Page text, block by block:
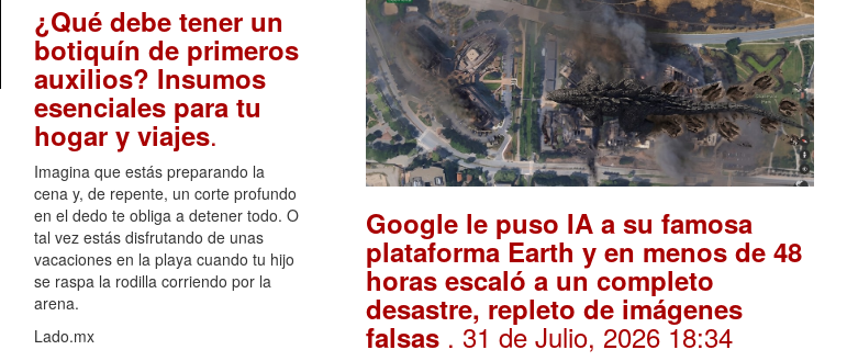
¿Qué debe tener un
botiquín de primeros
auxilios? Insumos
esenciales para tu
hogar y viajes.
Imagina que estás preparando la
cena y, de repente, un corte profundo
en el dedo te obliga a detener todo. O
tal vez estás disfrutando de unas
vacaciones en la playa cuando tu hijo
se raspa la rodilla corriendo por la
arena.
Lado.mx
Google le puso IA a su famosa
plataforma Earth y en menos de 48
horas escaló a un completo
desastre, repleto de imágenes
falsas . 31 de Julio, 2026 18:34